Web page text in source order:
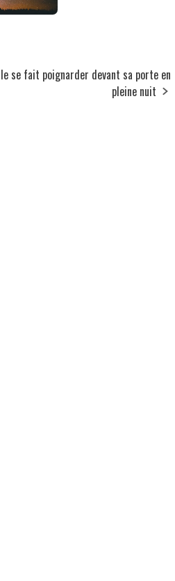
se fait poignarder devant sa porte en
pleine nuit